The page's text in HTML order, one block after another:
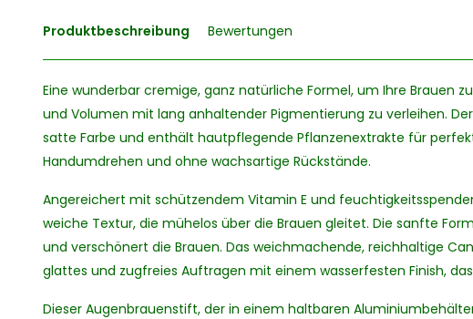
Produktbeschreibung Bewertungen
Eine wunderbar cremige, ganz natürliche Formel, um Ihre Brauen
und Volumen mit lang anhaltender Pigmentierung zu verleihen.
satte Farbe und enthält hautpflegende Pflanzenextrakte für
Handumdrehen und ohne wachsartige Rückstände.
Angereichert mit schützendem Vitamin E und
weiche Textur, die mühelos über die Brauen gleitet. Die sanfte
und verschönert die Brauen. Das weichmachende, reichhaltige
glattes und zugfreies Auftragen mit einem wasserfesten Finish,
Dieser Augenbrauenstift, der in einem haltbaren